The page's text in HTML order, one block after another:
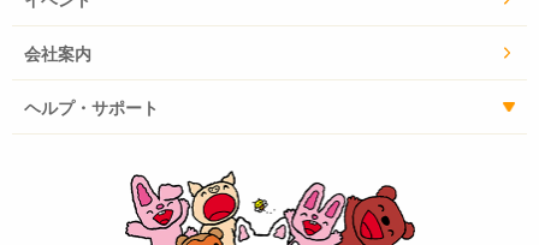
会社案内
ヘルプ・サポート